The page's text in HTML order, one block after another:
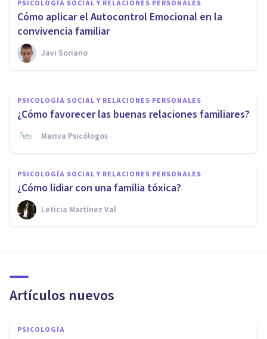
PSICOLOGÍA SOCIAL Y RELACIONES PERSONALES
Cómo aplicar el Autocontrol Emocional en la
convivencia familiar
Javi Soriano
Los 8 tipos de conflictos
familiares y cómo gestionarlos
Isabel Rovira Salvador
PSICOLOGÍA SOCIAL Y RELACIONES PERSONALES
¿Cómo favorecer las buenas relaciones familiares?
Mariva Psicólogos
PSICOLOGÍA SOCIAL Y RELACIONES PERSONALES
¿Cómo lidiar con una familia tóxica?
Leticia Martínez Val
Artículos nuevos
PSICOLOGÍA